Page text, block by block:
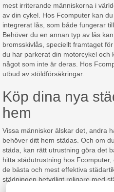
mest irriterande människorna i
av din cykel. Hos Fcomputer kan
integrerat lås, som både fungerar
Behöver du en annan typ av lås
bromsskivlås, speciellt framtaget
du har parkerat din motorcykel och
något som inte är deras. Hos
utbud av stöldförsäkringar.
Köp dina nya
hem
Vissa människor älskar det, andra
behöver ditt hem städas. Och om
städa, kan rätt utrustning göra det
hitta städutrustning hos
de bästa och mest effektiva
städningen betydligt roligare med